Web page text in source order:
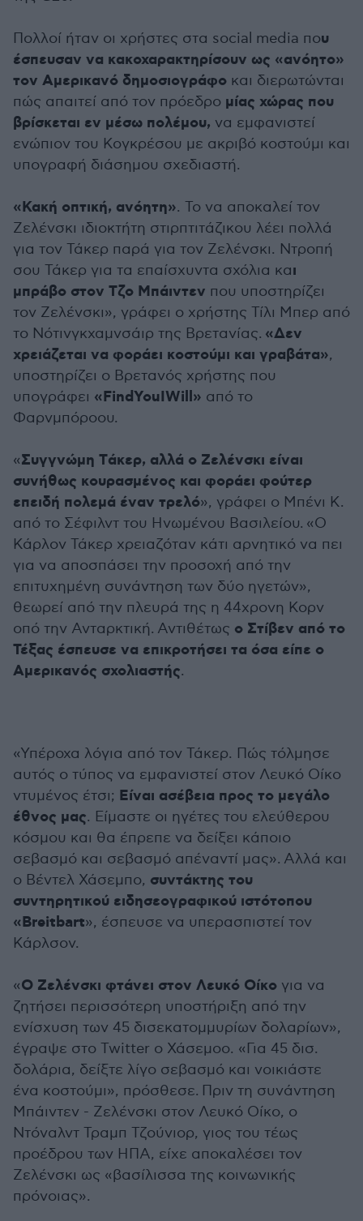
Πολλοί ήταν οι χρήστες στα social media που
έσπευσαν να κακοχαρακτηρίσουν ως «ανόητο»
τον Αμερικανό δημοσιογράφο και διερωτώνται
πώς απαιτεί από τον πρόεδρο μίας χώρας που
βρίσκεται εν μέσω πολέμου, να εμφανιστεί
ενώπιον του Κογκρέσου με ακριβό κοστούμι και
υπογραφή διάσημου σχεδιαστή.
«Κακή οπτική, ανόητη». Το να αποκαλεί τον
Ζελένσκι ιδιοκτήτη στιρπτιτάζικου λέει πολλά
για τον Τάκερ παρά για τον Ζελένσκι. Ντροπή
σου Τάκερ για τα επαίσχυντα σχόλια και
μπράβο στον Τζο Μπάιντεν που υποστηρίζει
τον Ζελένσκι», γράφει ο χρήστης Τίλι Μπερ από
το Νότινγκχαμνσάιρ της Βρετανίας. «Δεν
χρειάζεται να φοράει κοστούμι και γραβάτα»,
υποστηρίζει ο Βρετανός χρήστης που
υπογράφει «FindYouIWill» από το
Φαρνμπόροου.
«Συγγνώμη Tάκερ, αλλά ο Ζελένσκι είναι
συνήθως κουρασμένος και φοράει φούτερ
επειδή πολεμά έναν τρελό», γράφει ο Μπένι Κ.
από το Σέφιλντ του Ηνωμένου Βασιλείου. «Ο
Κάρλον Τάκερ χρειαζόταν κάτι αρνητικό να πει
για να αποσπάσει την προσοχή από την
επιτυχημένη συνάντηση των δύο ηγετών»,
θεωρεί από την πλευρά της η 44χρονη Κορν
οπό την Ανταρκτική. Αντιθέτως ο Στίβεν από το
Τέξας έσπευσε να επικροτήσει τα όσα είπε ο
Αμερικανός σχολιαστής.
«Υπέροχα λόγια από τον Τάκερ. Πώς τόλμησε
αυτός ο τύπος να εμφανιστεί στον Λευκό Οίκο
ντυμένος έτσι; Είναι ασέβεια προς το μεγάλο
έθνος μας. Είμαστε οι ηγέτες του ελεύθερου
κόσμου και θα έπρεπε να δείξει κάποιο
σεβασμό και σεβασμό απέναντί μας». Αλλά και
ο Βέντελ Χάσεμπο, συντάκτης του
συντηρητικού ειδησεογραφικού ιστότοπου
«Breitbart», έσπευσε να υπερασπιστεί τον
Κάρλσον.
«Ο Ζελένσκι φτάνει στον Λευκό Οίκο για να
ζητήσει περισσότερη υποστήριξη από την
ενίσχυση των 45 δισεκατομμυρίων δολαρίων»,
έγραψε στο Twitter ο Χάσεμοο. «Για 45 δισ.
δολάρια, δείξτε λίγο σεβασμό και νοικιάστε
ένα κοστούμι», πρόσθεσε. Πριν τη συνάντηση
Μπάιντεν - Ζελένσκι στον Λευκό Οίκο, ο
Ντόναλντ Τραμπ Τζούνιορ, γιος του τέως
προέδρου των ΗΠΑ, είχε αποκαλέσει τον
Ζελένσκι ως «βασίλισσα της κοινωνικής
πρόνοιας».